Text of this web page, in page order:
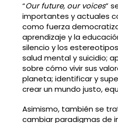
“Our future, our voices”
importantes y actuales
como fuerza
aprendizaje y la
silencio y los
salud mental y suicidio;
sobre cómo vivir sus
planeta; identificar y
crear un mundo justo,
Asimismo, también se
cambiar paradigmas de